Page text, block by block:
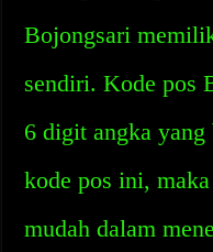
Bojongsari
sendiri. Kode pos
6 digit angka
kode pos ini,
mudah dalam